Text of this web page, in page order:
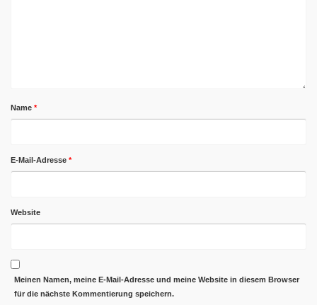
Name *
E-Mail-Adresse *
Website
Meinen Namen, meine E-Mail-Adresse und meine Website in diesem Browser
für die nächste Kommentierung speichern.